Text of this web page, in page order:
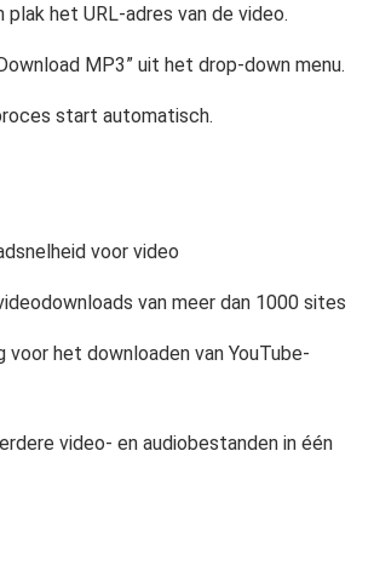
het URL-adres van de video.
MP3” uit het drop-down menu.
start automatisch.
voor video
van meer dan 1000 sites
voor het downloaden van YouTube-
video- en audiobestanden in één